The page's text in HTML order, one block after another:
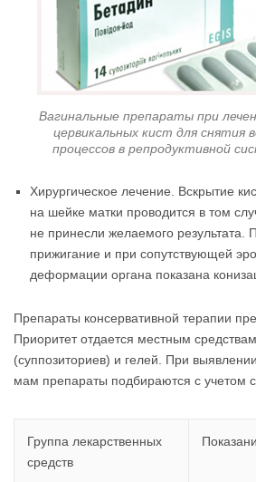
Вагинальные препараты при
цервикальных кист для снятия
процессов в репродуктивной
Хирургическое лечение. Вскрытие
на шейке матки проводится в том
не принесли желаемого результата.
прижигание и при сопутствующей
деформации органа показана
Препараты консервативной терапии
Приоритет отдается местным
(суппозиториев) и гелей. При
мам препараты подбираются с учетом
Группа лекарственных
средств